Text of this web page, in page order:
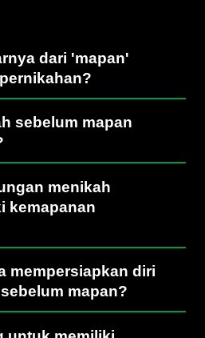
dari 'mapan'
sebelum mapan
menikah
kemapanan
mempersiapkan diri
mapan?